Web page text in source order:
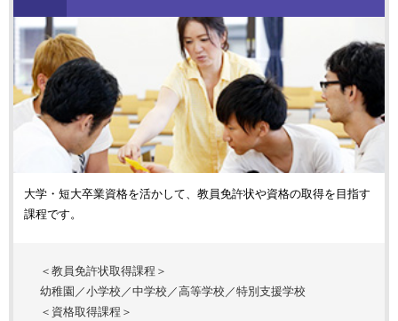
大学・短大卒業資格を活かして、教員免許状や資格の取得を目指す
課程です。
＜教員免許状取得課程＞
幼稚園／小学校／中学校／高等学校／特別支援学校
＜資格取得課程＞